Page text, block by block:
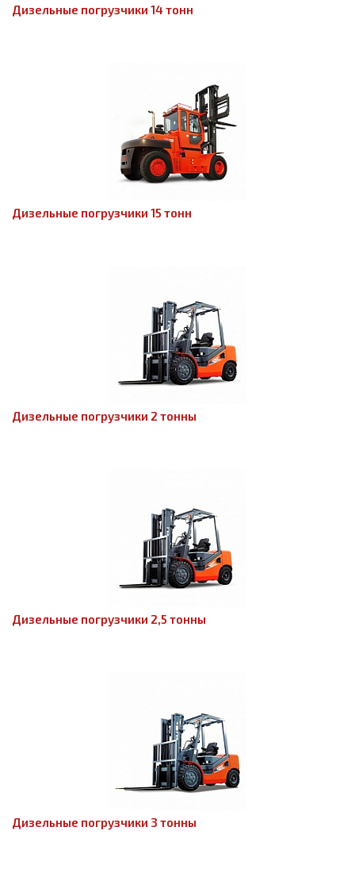
Дизельные погрузчики 14 тонн
Дизельные погрузчики 15 тонн
Дизельные погрузчики 2 тонны
Дизельные погрузчики 2,5 тонны
Дизельные погрузчики 3 тонны